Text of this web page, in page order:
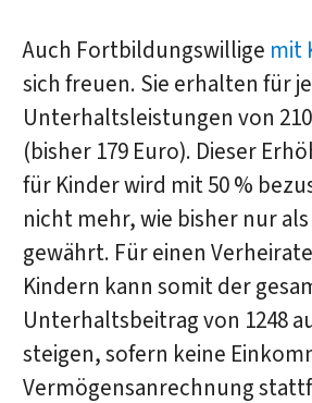
Auch Fortbildungswillige mit
sich freuen. Sie erhalten für
Unterhaltsleistungen von
(bisher 179 Euro). Dieser
für Kinder wird mit 50 %
nicht mehr, wie bisher nur
gewährt. Für einen
Kindern kann somit der
Unterhaltsbeitrag von 1248
steigen, sofern keine
Vermögensanrechnung